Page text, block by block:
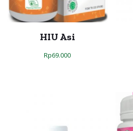
HIU Asi
Rp69.000